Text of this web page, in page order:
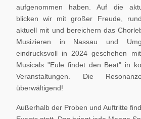
aufgenommen haben. Auf die
blicken wir mit großer Freude,
aktuell mit und bereichern das
Musizieren in Nassau und
eindrucksvoll in 2024 geschehen
Musicals "Eule findet den Beat" in
Veranstaltungen. Die
überwältigend!
Außerhalb der Proben und Auftritte